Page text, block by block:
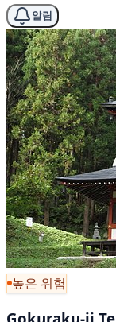
알림
높은 위험